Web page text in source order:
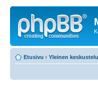
Etusivu ‹ Yleinen keskustelu